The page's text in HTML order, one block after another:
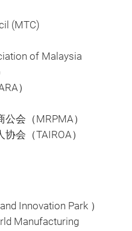
(MTC)
of Malaysia
）
会（MRPMA）
会（TAIROA）
Innovation Park ）
Manufacturing